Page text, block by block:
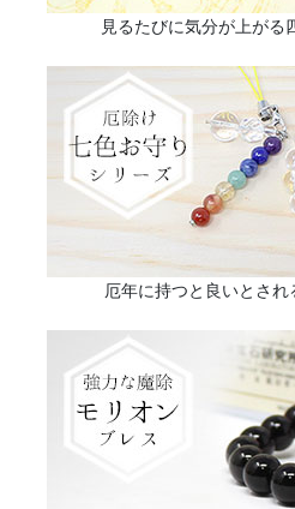
見るたびに気分が上がる
厄年に持つと良いとさ